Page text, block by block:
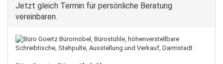
Jetzt gleich Termin für persönliche Beratung
vereinbaren.